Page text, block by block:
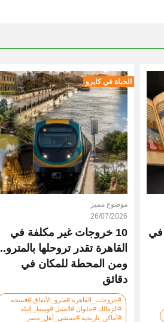
في
الحياة في كايرو
موضوع مميز
26/07/2026
10 خروجات غير مكلفة في
القاهرة تقدر تروحلها بالمترو..
ومن المحطة للمكان في
دقائق
#خروجات_القاهرة #مترو_الأنفاق #فسحة
#الزمالك #حلوان #المنيل #وسط_البلد
#أماكن_تاريخية #ممشى_أهل_مصر